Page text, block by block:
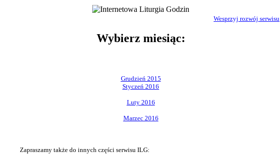
Wesprzyj rozwój serwisu
Wybierz miesiąc:
Grudzień 2015
Styczeń 2016
Luty 2016
Marzec 2016
Zapraszamy także do innych części serwisu ILG: